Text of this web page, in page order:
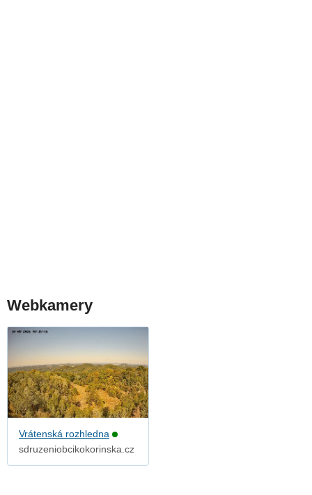
Webkamery
Vrátenská rozhledna
sdruzeniobcikokorinska.cz